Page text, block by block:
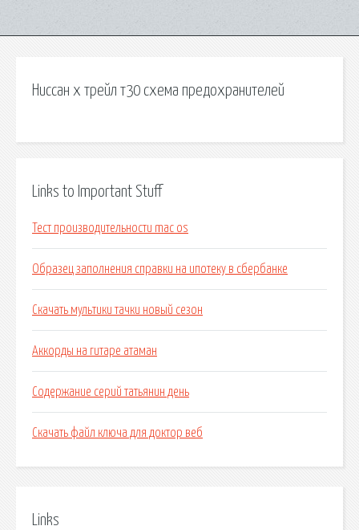
Ниссан х трейл т30 схема предохранителей
Links to Important Stuff
Тест производительности mac os
Образец заполнения справки на ипотеку в сбербанке
Скачать мультики тачки новый сезон
Аккорды на гитаре атаман
Содержание серий татьянин день
Скачать файл ключа для доктор веб
Links